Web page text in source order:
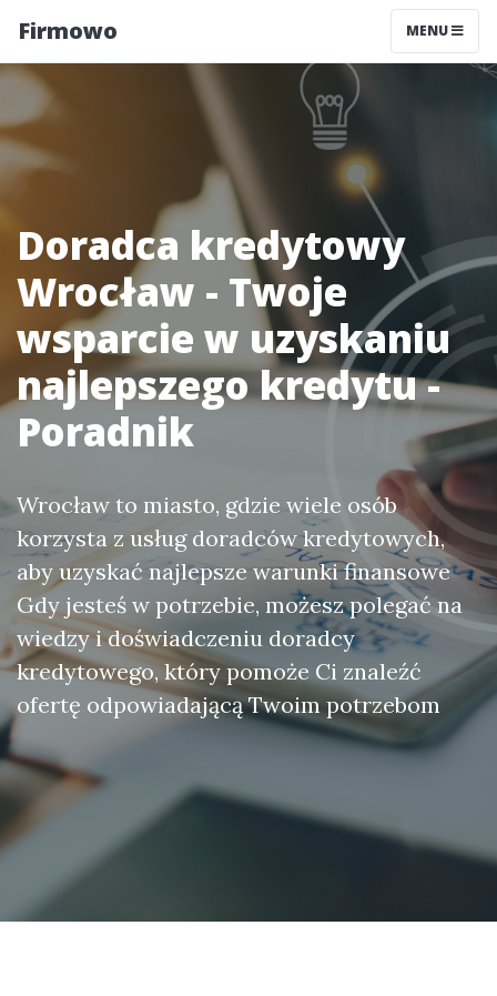
Firmowo MENU
Doradca kredytowy
Wrocław - Twoje
wsparcie w uzyskaniu
najlepszego kredytu -
Poradnik
Wrocław to miasto, gdzie wiele osób
korzysta z usług doradców kredytowych,
aby uzyskać najlepsze warunki finansowe
Gdy jesteś w potrzebie, możesz polegać na
wiedzy i doświadczeniu doradcy
kredytowego, który pomoże Ci znaleźć
ofertę odpowiadającą Twoim potrzebom